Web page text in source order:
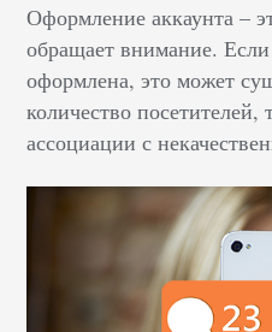
Оформление аккаунта –
обращает внимание.
оформлена, это может
количество посетителей,
ассоциации с